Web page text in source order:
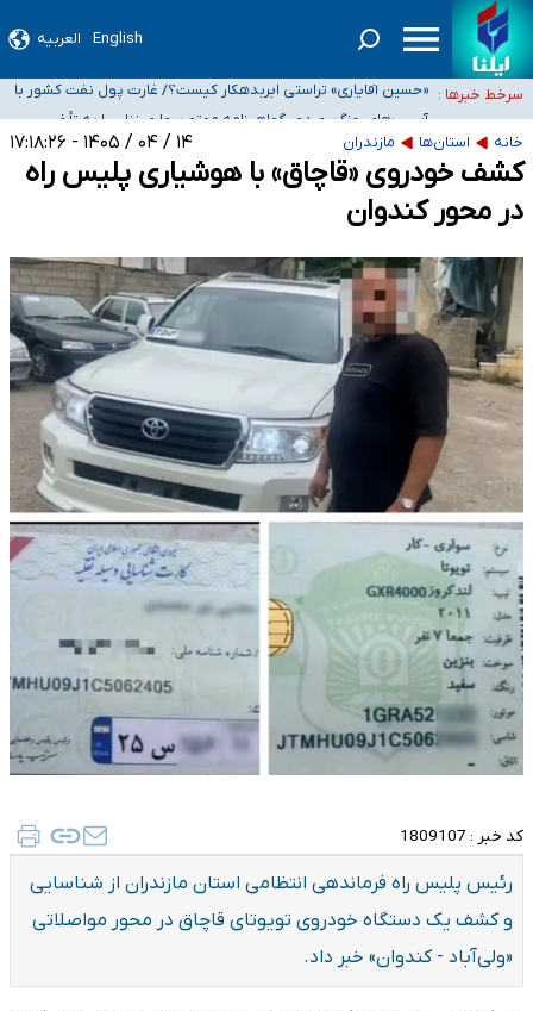
English العربیه
سرخط خبرها :
بوشهر و اهواز
شیب آسیب‌های اجتماعی در کشور افزایشی است
رصد زنجیره‌ای معاملات برای شناسایی پولشویی/ کم‌اظهاری و بیش‌اظهاری زیر
ذره‌بین مالیاتی
«حسین آقایاری» تراستی ابربدهکار کیست؟/ غارت پول نفت کشور با
پاسپورت ایرانی- افغانستانی
آسیب‌های جنگ، صدور گواهینامه موتورسواری زنان را به تأخیر
انداخت
خانه استان‌ها مازندران ۱۴ / ۰۴ / ۱۴۰۵ - ۱۷:۱۸:۲۶
کشف خودروی «قاچاق» با هوشیاری پلیس راه
در محور کندوان
کد خبر : 1809107
رئیس پلیس راه فرماندهی انتظامی استان مازندران از شناسایی
و کشف یک دستگاه خودروی تویوتای قاچاق در محور مواصلاتی
«ولی‌آباد - کندوان» خبر داد.